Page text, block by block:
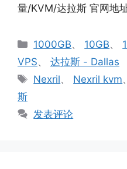
量/KVM/达拉斯 官网地
分
类
1000GB、 10GB、
VPS、 达拉斯 - Dallas
标
Nexril、 Nexril kvm
斯
发表评论